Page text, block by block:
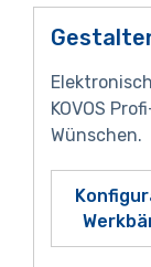
KOVOS
Wünschen.